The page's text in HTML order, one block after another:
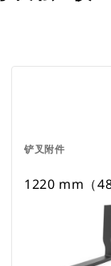
铲叉附件
1220 mm（